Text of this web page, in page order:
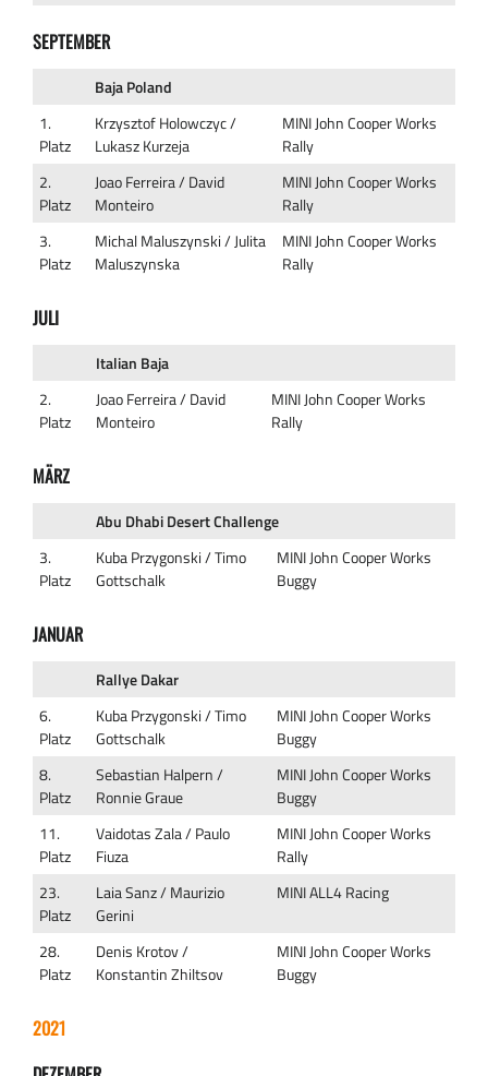
SEPTEMBER
Baja Poland
1.
Platz
Krzysztof Holowczyc /
Lukasz Kurzeja
MINI John Cooper Works
Rally
2.
Platz
Joao Ferreira / David
Monteiro
MINI John Cooper Works
Rally
3.
Platz
Michal Maluszynski / Julita
Maluszynska
MINI John Cooper Works
Rally
JULI
Italian Baja
2.
Platz
Joao Ferreira / David
Monteiro
MINI John Cooper Works
Rally
MÄRZ
Abu Dhabi Desert Challenge
3.
Platz
Kuba Przygonski / Timo
Gottschalk
MINI John Cooper Works
Buggy
JANUAR
Rallye Dakar
6.
Platz
Kuba Przygonski / Timo
Gottschalk
MINI John Cooper Works
Buggy
8.
Platz
Sebastian Halpern /
Ronnie Graue
MINI John Cooper Works
Buggy
11.
Platz
Vaidotas Zala / Paulo
Fiuza
MINI John Cooper Works
Rally
23.
Platz
Laia Sanz / Maurizio
Gerini
MINI ALL4 Racing
28.
Platz
Denis Krotov /
Konstantin Zhiltsov
MINI John Cooper Works
Buggy
2021